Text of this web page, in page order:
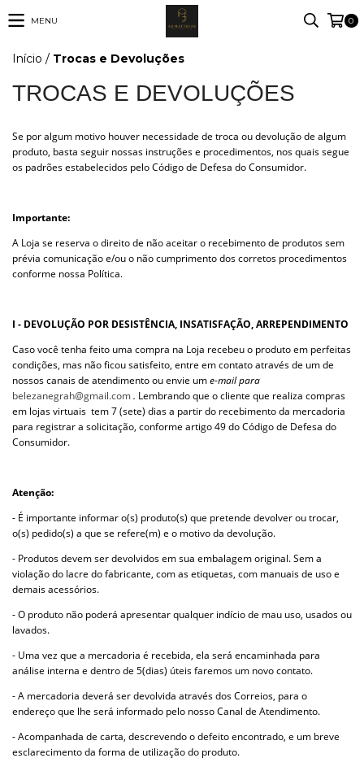
MENU 0
Início / Trocas e Devoluções
TROCAS E DEVOLUÇÕES
Se por algum motivo houver necessidade de troca ou devolução de algum
produto, basta seguir nossas instruções e procedimentos, nos quais segue
os padrões estabelecidos pelo Código de Defesa do Consumidor.
Importante:
A Loja se reserva o direito de não aceitar o recebimento de produtos sem
prévia comunicação e/ou o não cumprimento dos corretos procedimentos
conforme nossa Política.
I - DEVOLUÇÃO POR DESISTÊNCIA, INSATISFAÇÃO, ARREPENDIMENTO
Caso você tenha feito uma compra na Loja recebeu o produto em perfeitas
condições, mas não ficou satisfeito, entre em contato através de um de
nossos canais de atendimento ou envie ume-mail para
belezanegrah@gmail.com . Lembrando que o cliente que realiza compras
em lojas virtuais tem 7 (sete) dias a partir do recebimento da mercadoria
para registrar a solicitação, conforme artigo 49 do Código de Defesa do
Consumidor.
Atenção:
- É importante informar o(s) produto(s) que pretende devolver ou trocar,
o(s) pedido(s) a que se refere(m) e o motivo da devolução.
- Produtos devem ser devolvidos em sua embalagem original. Sem a
violação do lacre do fabricante, com as etiquetas, com manuais de uso e
demais acessórios.
- O produto não poderá apresentar qualquer indício de mau uso, usados ou
lavados.
- Uma vez que a mercadoria é recebida, ela será encaminhada para
análise interna e dentro de 5(dias) úteis faremos um novo contato.
- A mercadoria deverá ser devolvida através dos Correios, para o
endereço que lhe será informado pelo nosso Canal de Atendimento.
- Acompanhada de carta, descrevendo o defeito encontrado, e um breve
esclarecimento da forma de utilização do produto.